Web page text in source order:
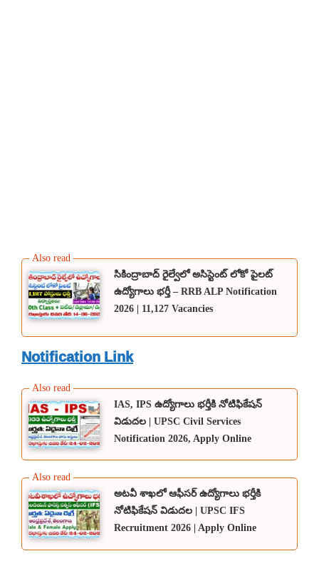
సికింద్రాబాద్ రైల్వేలో అసిస్టెంట్ లోకో పైలట్
ఉద్యోగాలు భర్తీ – RRB ALP Notification
2026 | 11,127 Vacancies
Notification Link
IAS, IPS ఉద్యోగాలు భర్తీకి నోటిఫికేషన్
విడుదల | UPSC Civil Services
Notification 2026, Apply Online
అటవీ శాఖలో ఆఫీసర్ ఉద్యోగాలు భర్తీకి
నోటిఫికేషన్ విడుదల | UPSC IFS
Recruitment 2026 | Apply Online